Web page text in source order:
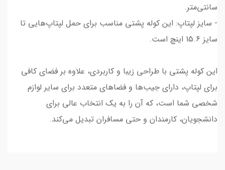
سانتی‌متر.
- سایز لپتاپ: این کوله پشتی مناسب برای حمل لپتاپ‌هایی تا
سایز 15.6 اینچ است.
این کوله پشتی با طراحی زیبا و کاربردی، علاوه بر فضای کافی
برای لپتاپ، دارای جیب‌ها و فضاهای متعدد برای سایر لوازم
شخصی شما است، که آن را به یک انتخاب عالی برای
دانشجویان، کارمندان و حتی مسافران تبدیل می‌کند.